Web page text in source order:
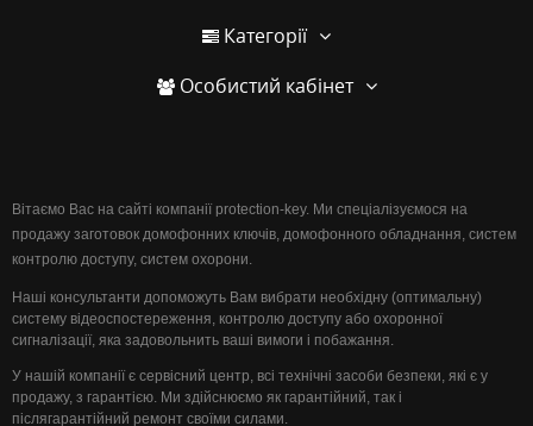
Категорії
Особистий кабінет
Вітаємо Вас на сайті компанії protection-key. Ми спеціалізуємося на
продажу заготовок домофонних ключів, домофонного обладнання, систем
контролю доступу, систем охорони.
Наші консультанти допоможуть Вам вибрати необхідну (оптимальну)
систему відеоспостереження, контролю доступу або охоронної
сигналізації, яка задовольнить ваші вимоги і побажання.
У нашій компанії є сервісний центр, всі технічні засоби безпеки, які є у
продажу, з гарантією. Ми здійснюємо як гарантійний, так і
післягарантійний ремонт своїми силами.